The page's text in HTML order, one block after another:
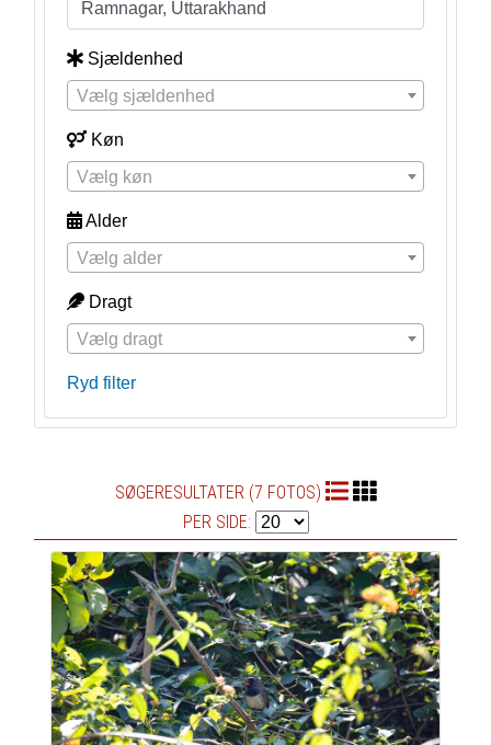
Sjældenhed
Vælg sjældenhed
Køn
Vælg køn
Alder
Vælg alder
Dragt
Vælg dragt
Ryd filter
SØGERESULTATER (7 FOTOS)
PER SIDE: